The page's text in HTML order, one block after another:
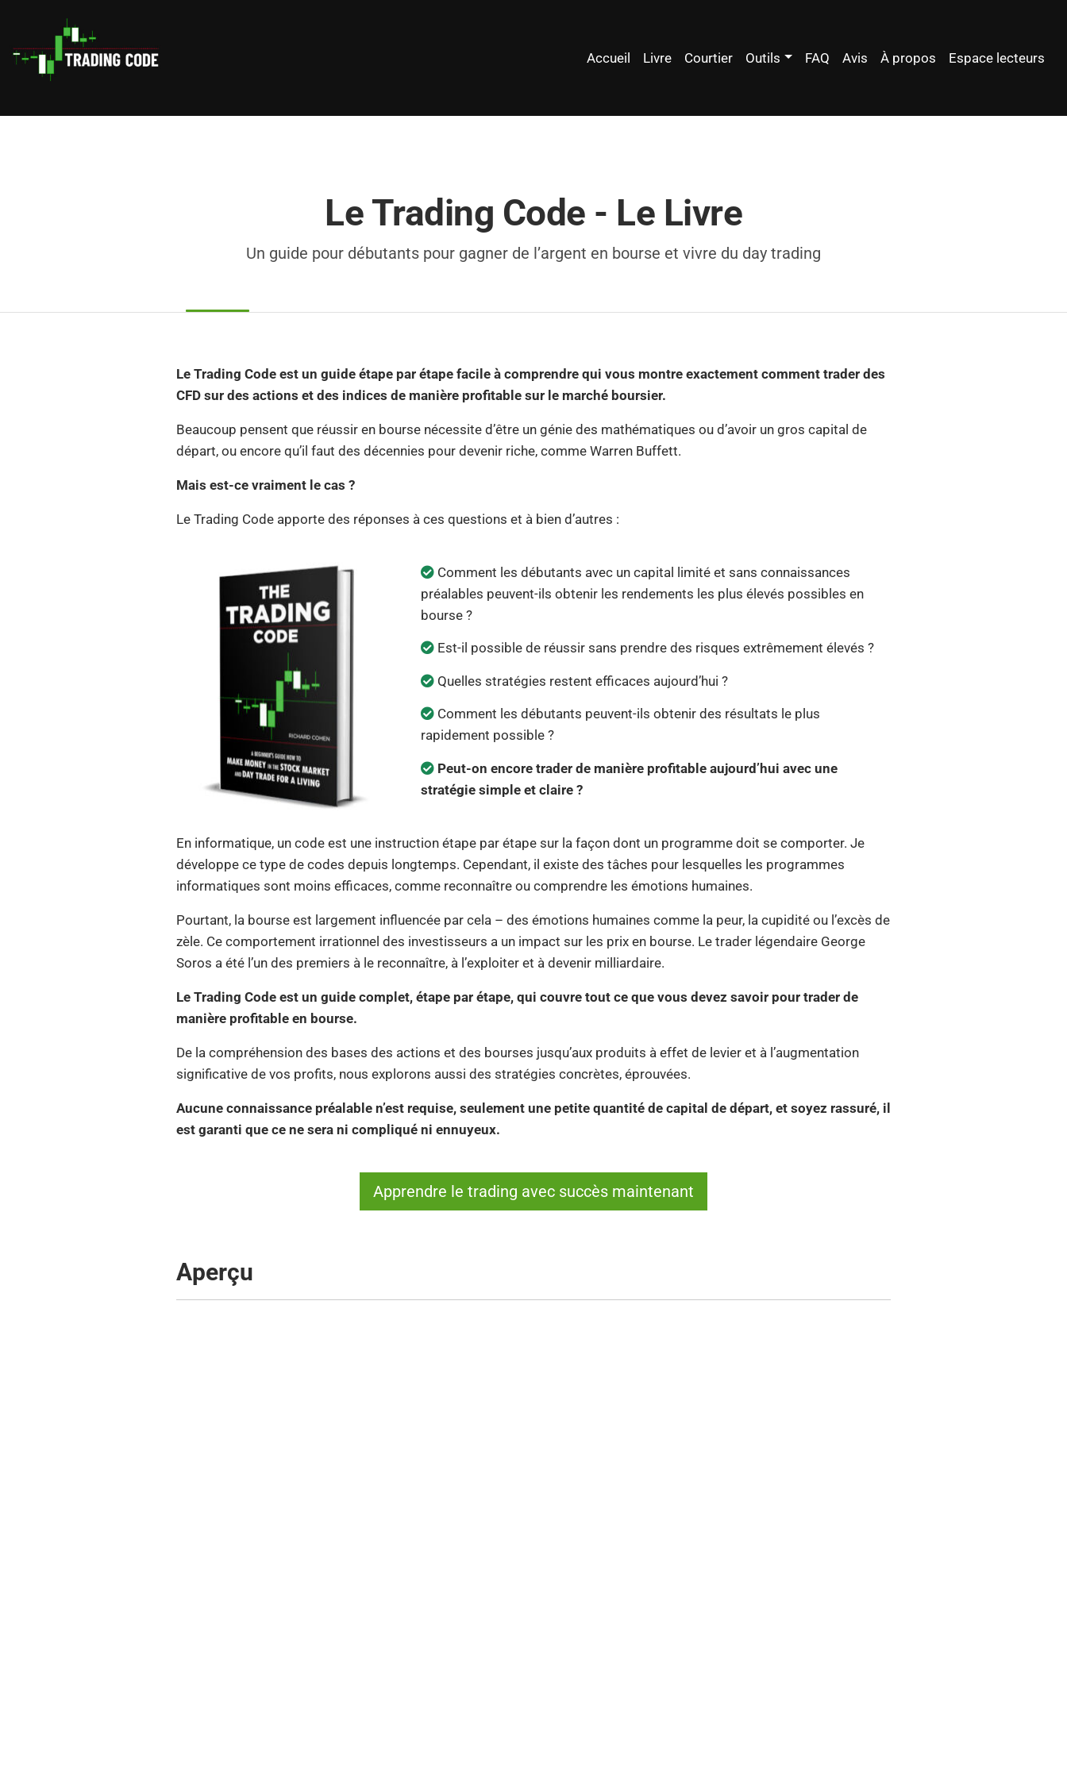
Accueil Livre Courtier Outils FAQ Avis À propos Espace lecteurs
Le Trading Code - Le Livre
Un guide pour débutants pour gagner de l’argent en bourse et vivre du day trading
Le Trading Code est un guide étape par étape facile à comprendre qui vous montre exactement comment trader des
CFD sur des actions et des indices de manière profitable sur le marché boursier.
Beaucoup pensent que réussir en bourse nécessite d’être un génie des mathématiques ou d’avoir un gros capital de
départ, ou encore qu’il faut des décennies pour devenir riche, comme Warren Buffett.
Mais est-ce vraiment le cas ?
Le Trading Code apporte des réponses à ces questions et à bien d’autres :
Comment les débutants avec un capital limité et sans connaissances
préalables peuvent-ils obtenir les rendements les plus élevés possibles en
bourse ?
Est-il possible de réussir sans prendre des risques extrêmement élevés ?
Quelles stratégies restent efficaces aujourd’hui ?
Comment les débutants peuvent-ils obtenir des résultats le plus
rapidement possible ?
Peut-on encore trader de manière profitable aujourd’hui avec une
stratégie simple et claire ?
En informatique, un code est une instruction étape par étape sur la façon dont un programme doit se comporter. Je
développe ce type de codes depuis longtemps. Cependant, il existe des tâches pour lesquelles les programmes
informatiques sont moins efficaces, comme reconnaître ou comprendre les émotions humaines.
Pourtant, la bourse est largement influencée par cela – des émotions humaines comme la peur, la cupidité ou l’excès de
zèle. Ce comportement irrationnel des investisseurs a un impact sur les prix en bourse. Le trader légendaire George
Soros a été l’un des premiers à le reconnaître, à l’exploiter et à devenir milliardaire.
Le Trading Code est un guide complet, étape par étape, qui couvre tout ce que vous devez savoir pour trader de
manière profitable en bourse.
De la compréhension des bases des actions et des bourses jusqu’aux produits à effet de levier et à l’augmentation
significative de vos profits, nous explorons aussi des stratégies concrètes, éprouvées.
Aucune connaissance préalable n’est requise, seulement une petite quantité de capital de départ, et soyez rassuré, il
est garanti que ce ne sera ni compliqué ni ennuyeux.
Apprendre le trading avec succès maintenant
Aperçu